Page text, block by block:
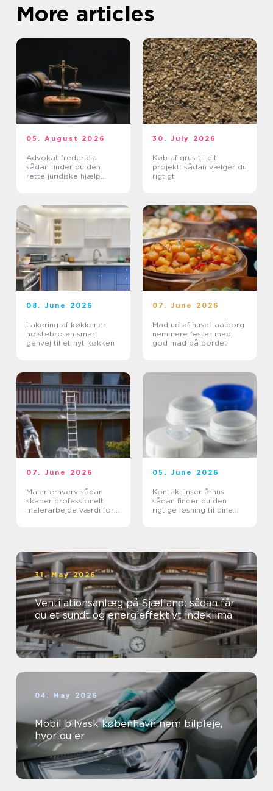
More articles
05. August 2026
Advokat fredericia
sådan finder du den
rette juridiske hjælp
30. July 2026
Køb af grus til dit
projekt: sådan vælger du
rigtigt
08. June 2026
Lakering af køkkener
holstebro en smart
genvej til et nyt køkken
07. June 2026
Mad ud af huset aalborg
nemmere fester med
god mad på bordet
07. June 2026
Maler erhverv sådan
skaber professionelt
malerarbejde værdi for
05. June 2026
Kontaktlinser århus
sådan finder du den
rigtige løsning til dine
31. May 2026
Ventilationsanlæg på Sjælland: sådan får
du et sundt og energieffektivt indeklima
04. May 2026
Mobil bilvask københavn nem bilpleje,
hvor du er